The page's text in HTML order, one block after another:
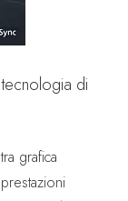
di
grafica